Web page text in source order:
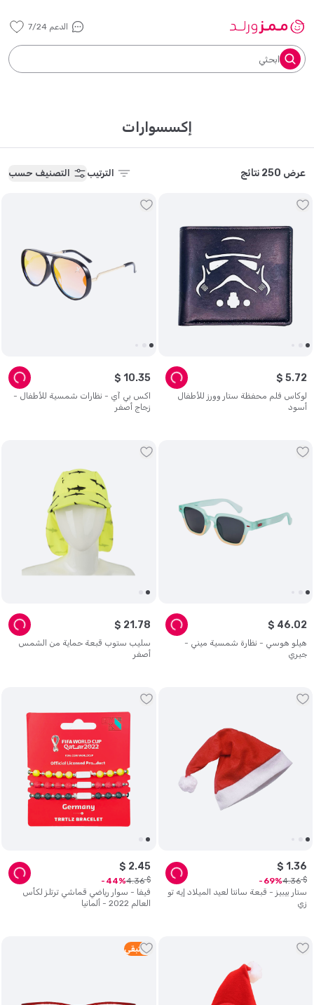
الدعم 7/24
ابحثي
إكسسوارات
عرض 250 نتائج الترتيب التصنيف حسب
لوكاس فلم محفظة ستار وورز للأطفال
أسود
$ 5.72
اكس بي آي - نظارات شمسية للأطفال -
زجاج أصفر
$ 10.35
هيلو هوسي - نظارة شمسية ميني -
جيري
$ 46.02
سليب ستوب قبعة حماية من الشمس
أصفر
$ 21 .78
ستار بيبيز - قبعة سانتا لعيد الميلاد إيه تو
زي
$ 1 .36
$
4.36
69
فيفا - سوار رياضي قماشي ترتلز لكأس
العالم 2022 - ألمانيا
$ 2.45
$
4.36
44
1 متبقي